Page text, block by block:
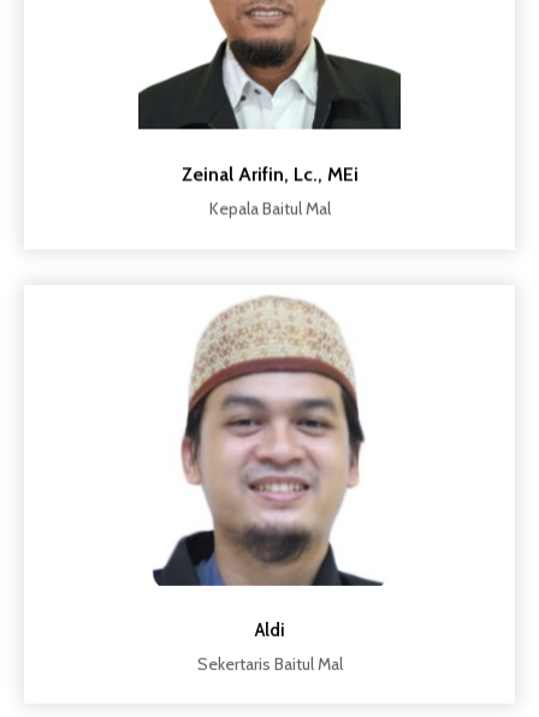
Zeinal Arifin, Lc., MEi
Kepala Baitul Mal
Aldi